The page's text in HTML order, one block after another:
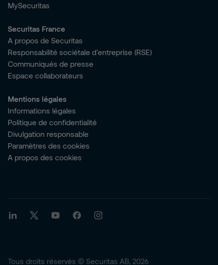
MySecuritas
Securitas France
A propos de Securitas
Responsabilité sociétale d’entreprise (RSE)
Communiqués de presse
Espace collaborateurs
Mentions légales
Informations légales
Politique de confidentialité
Divulgation responsable
Paramètres des cookies
A propos des cookies
Tous droits réservés © Securitas AB, 2026